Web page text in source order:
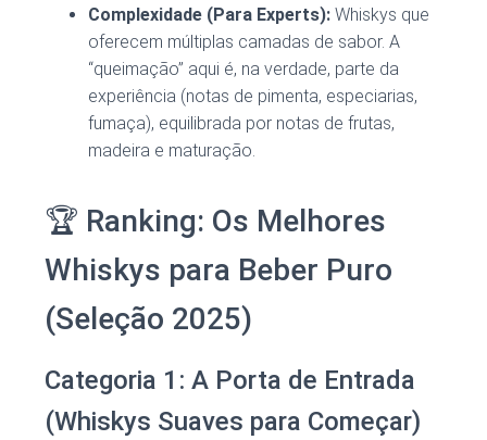
Complexidade (Para Experts): Whiskys que
oferecem múltiplas camadas de sabor. A
“queimação” aqui é, na verdade, parte da
experiência (notas de pimenta, especiarias,
fumaça), equilibrada por notas de frutas,
madeira e maturação.
🏆 Ranking: Os Melhores
Whiskys para Beber Puro
(Seleção 2025)
Categoria 1: A Porta de Entrada
(Whiskys Suaves para Começar)